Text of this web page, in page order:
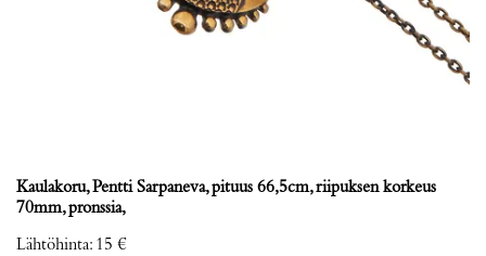
Kaulakoru, Pentti Sarpaneva, pituus 66,5cm, riipuksen korkeus
70mm, pronssia,
Lähtöhinta: 15 €